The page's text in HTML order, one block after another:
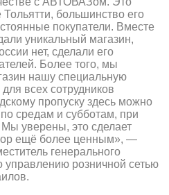
большинство его
покупатели. Вместе
уникальный магазин,
нет, сделали его
Более того, мы
нашу специальную
всех сотрудников
пропуску здесь можно
средам и субботам, при
Мы уверены, это сделает
ещё более ценным», —
генерального
управлению розничной сетью